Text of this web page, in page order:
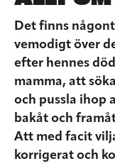
Det finns
vemodigt över
efter hennes
mamma, att
och pussla ihop
bakåt och
Att med facit
korrigerat och